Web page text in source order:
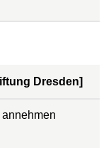
Dresden]